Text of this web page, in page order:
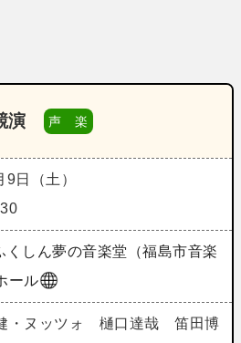
演 声 楽
日（土）
くしん夢の音楽堂（福島市音楽
ール
・ヌッツォ 樋口達哉 笛田博